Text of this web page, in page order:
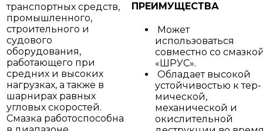
транспортных средств,
промышленного,
строительного и
судового
оборудования,
работающего при
средних и высоких
нагрузках, а также в
шарнирах равных
угловых скоростей.
Смазка работоспособна
ПРЕИМУЩЕСТВА
Может
использоваться
совместно со
«ШРУС».
Обладает высокой
устойчивостью к тер-
мической,
механической и
окислительной